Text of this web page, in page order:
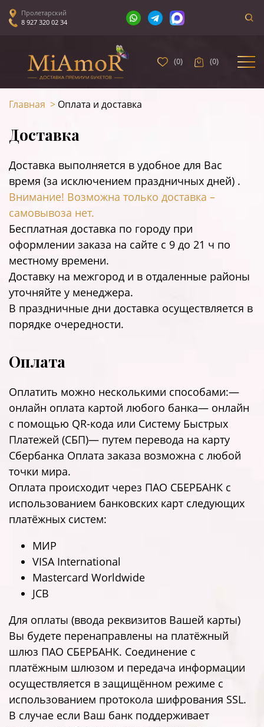
Пролетарский
8 927 320 02 34
(0) (0)
Главная > Оплата и доставка
Доставка
Доставка выполняется в удобное для Вас
время (за исключением праздничных дней) .
Внимание! Возможна только доставка –
самовывоза нет.
Бесплатная доставка по городу при
оформлении заказа на сайте c 9 до 21 ч по
местному времени.
Доставку на межгород и в отдаленные районы
уточняйте у менеджера.
В праздничные дни доставка осуществляется в
порядке очередности.
Оплата
Оплатить можно несколькими способами:—
онлайн оплата картой любого банка— онлайн
с помощью QR-кода или Систему Быстрых
Платежей (СБП)— путем перевода на карту
Сбербанка Оплата заказа возможна с любой
точки мира.
Оплата происходит через ПАО СБЕРБАНК с
использованием банковских карт следующих
платёжных систем:
МИР
VISA International
Mastercard Worldwide
JCB
Для оплаты (ввода реквизитов Вашей карты)
Вы будете перенаправлены на платёжный
шлюз ПАО СБЕРБАНК. Соединение с
платёжным шлюзом и передача информации
осуществляется в защищённом режиме с
использованием протокола шифрования SSL.
В случае если Ваш банк поддерживает